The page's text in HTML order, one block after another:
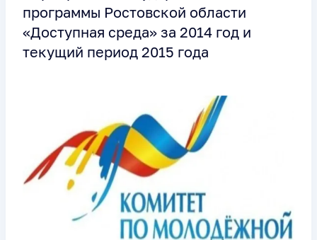
программы Ростовской области
«Доступная среда» за 2014 год и
текущий период 2015 года